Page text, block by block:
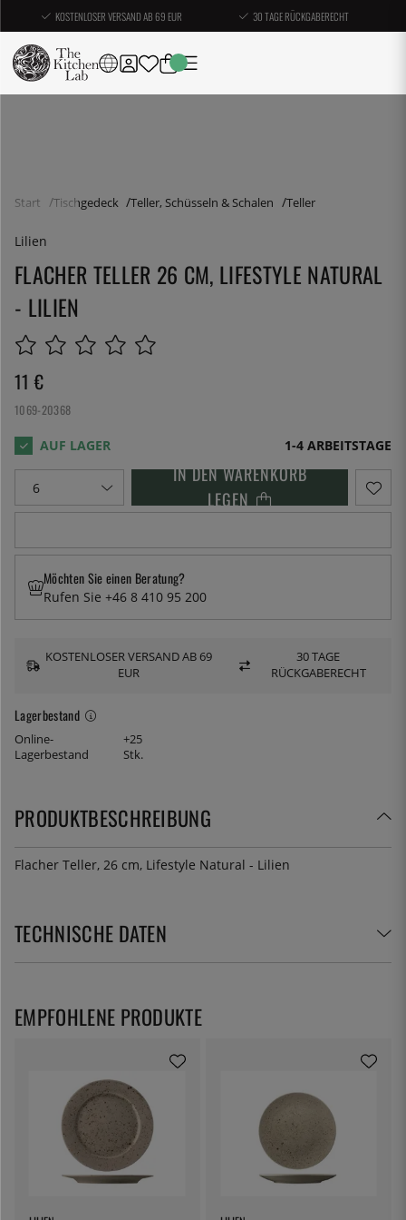
KOSTENLOSER VERSAND AB 69 EUR 30 TAGE RÜCKGABERECHT
Start Tischgedeck Teller, Schüsseln & Schalen Teller
Lilien
FLACHER TELLER 26 CM, LIFESTYLE NATURAL
- LILIEN
11 €
1069-20368
1-4 ARBEITSTAGE
IN DEN WARENKORB
LEGEN
Lagerbestand
Online-
Lagerbestand
+25
Stk.
Möchten Sie einen Beratung?
Rufen Sie +46 8 410 95 200
KOSTENLOSER VERSAND AB 69
EUR
30 TAGE
RÜCKGABERECHT
PRODUKTBESCHREIBUNG
Flacher Teller, 26 cm, Lifestyle Natural - Lilien
TECHNISCHE DATEN
EMPFOHLENE PRODUKTE